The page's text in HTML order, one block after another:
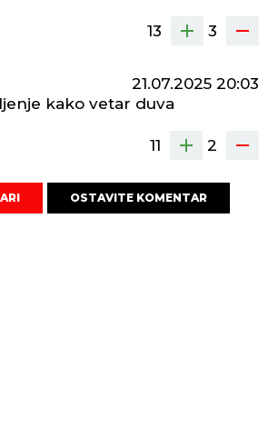
13 3
21.07.2025 20:03
kako vetar duva
11 2
OSTAVITE KOMENTAR